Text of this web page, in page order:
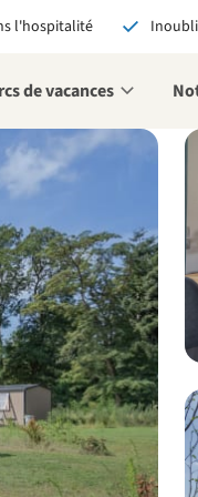
l'hospitalité
de vacances